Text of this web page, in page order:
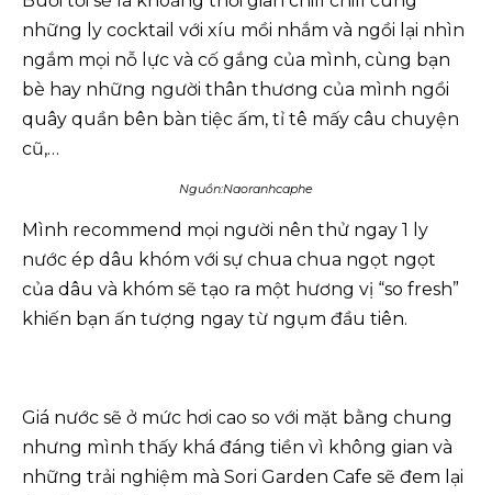
những ly cocktail với xíu mồi nhắm và ngồi lại nhìn
ngắm mọi nỗ lực và cố gắng của mình, cùng bạn
bè hay những người thân thương của mình ngồi
quây quần bên bàn tiệc ấm, tỉ tê mấy câu chuyện
cũ,…
Nguồn:Naoranhcaphe
Mình recommend mọi người nên thử ngay 1 ly
nước ép dâu khóm với sự chua chua ngọt ngọt
của dâu và khóm sẽ tạo ra một hương vị “so fresh”
khiến bạn ấn tượng ngay từ ngụm đầu tiên.
Giá nước sẽ ở mức hơi cao so với mặt bằng chung
nhưng mình thấy khá đáng tiền vì không gian và
những trải nghiệm mà Sori Garden Cafe sẽ đem lại